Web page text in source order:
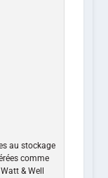
de
aurait